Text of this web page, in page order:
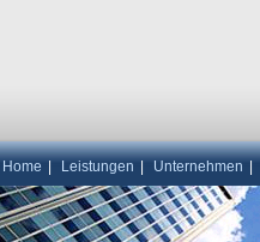
Home Leistungen Unternehmen